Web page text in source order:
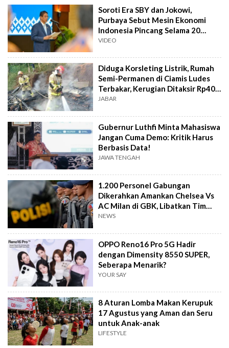
Soroti Era SBY dan Jokowi,
Purbaya Sebut Mesin Ekonomi
Indonesia Pincang Selama 20
Tahun
VIDEO
Diduga Korsleting Listrik, Rumah
Semi-Permanen di Ciamis Ludes
Terbakar, Kerugian Ditaksir Rp40
Juta
JABAR
Gubernur Luthfi Minta Mahasiswa
Jangan Cuma Demo: Kritik Harus
Berbasis Data!
JAWA TENGAH
1.200 Personel Gabungan
Dikerahkan Amankan Chelsea Vs
AC Milan di GBK, Libatkan Tim
Jibom hingga K-9
NEWS
OPPO Reno16 Pro 5G Hadir
dengan Dimensity 8550 SUPER,
Seberapa Menarik?
YOUR SAY
8 Aturan Lomba Makan Kerupuk
17 Agustus yang Aman dan Seru
untuk Anak-anak
LIFESTYLE